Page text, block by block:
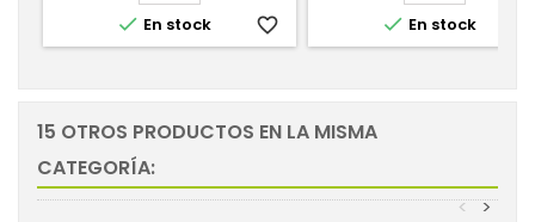
 En stock favorite_border  En stock
15 OTROS PRODUCTOS EN LA MISMA
CATEGORÍA:
>
<